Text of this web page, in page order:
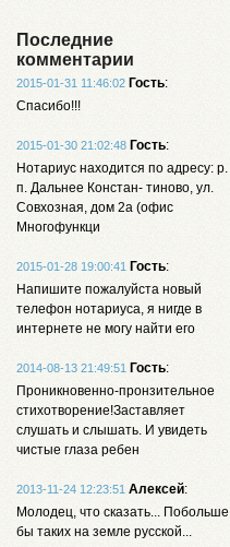
Последние
комментарии
2015-01-31 11:46:02 Гость:
Спасибо!!!
2015-01-30 21:02:48 Гость:
Нотариус находится по адресу: р.
п. Дальнее Констан- тиново, ул.
Совхозная, дом 2а (офис
Многофункци
2015-01-28 19:00:41 Гость:
Напишите пожалуйста новый
телефон нотариуса, я нигде в
интернете не могу найти его
2014-08-13 21:49:51 Гость:
Проникновенно-пронзительное
стихотворение!Заставляет
слушать и слышать. И увидеть
чистые глаза ребен
2013-11-24 12:23:51 Алексей:
Молодец, что сказать... Побольше
бы таких на земле русской...